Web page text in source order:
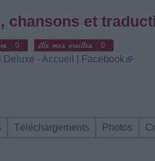
chansons et
0 0
Deluxe - Accueil | Facebook
Téléchargements Photos